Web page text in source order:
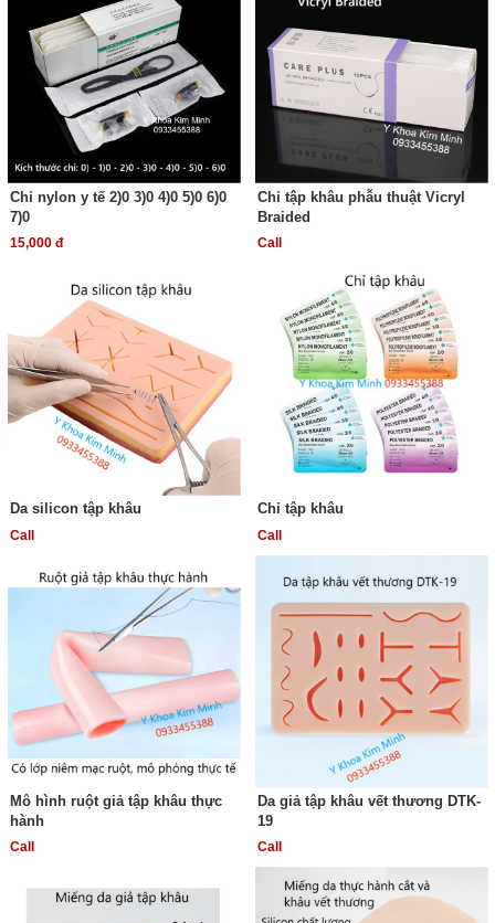
Chỉ nylon y tế 2)0 3)0 4)0 5)0 6)0
7)0
15,000 đ
Chỉ tập khâu phẫu thuật Vicryl
Braided
Call
Da silicon tập khâu
Call
Chỉ tập khâu
Call
Mô hình ruột giả tập khâu thực
hành
Call
Da giả tập khâu vết thương DTK-
19
Call